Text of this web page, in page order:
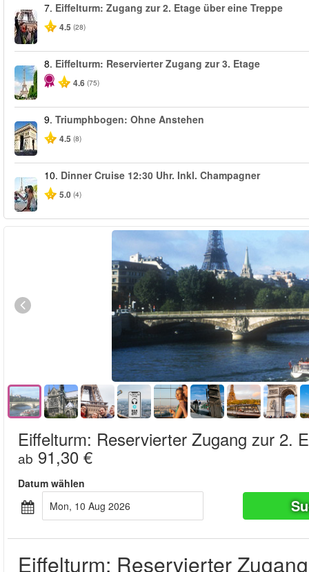
7. Eiffelturm: Zugang zur 2. Etage über eine Treppe
4.5 (28)
8. Eiffelturm: Reservierter Zugang zur 3. Etage
4.6 (75)
9. Triumphbogen: Ohne Anstehen
4.5 (8)
10. Dinner Cruise 12:30 Uhr. Inkl. Champagner
5.0 (4)
Eiffelturm: Reservierter Zugang zur 2.
ab 91,30 €
Datum wählen
Mon, 10 Aug 2026
Eiffelturm: Reservierter